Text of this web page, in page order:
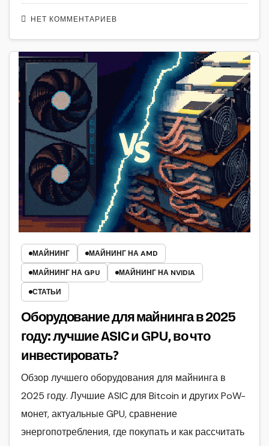
НЕТ КОММЕНТАРИЕВ
МАЙНИНГ
МАЙНИНГ НА AMD
МАЙНИНГ НА GPU
МАЙНИНГ НА NVIDIA
СТАТЬИ
Оборудование для майнинга в 2025
году: лучшие ASIC и GPU, во что
инвестировать?
Обзор лучшего оборудования для майнинга в
2025 году. Лучшие ASIC для Bitcoin и других PoW-
монет, актуальные GPU, сравнение
энергопотребления, где покупать и как рассчитать